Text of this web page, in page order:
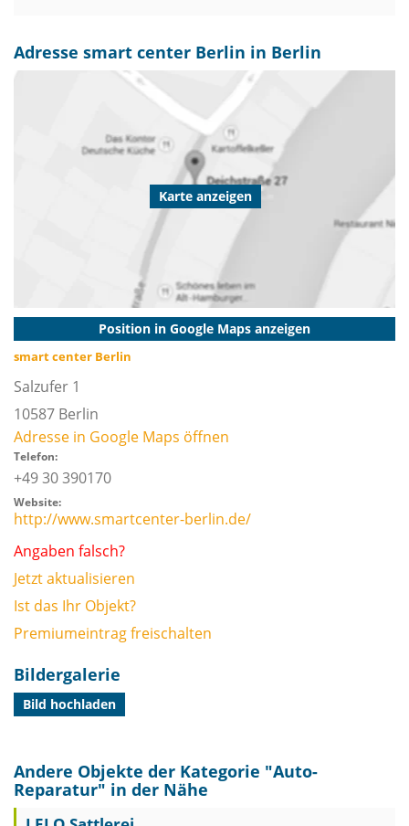
Adresse smart center Berlin in Berlin
Karte anzeigen
Position in Google Maps anzeigen
smart center Berlin
Salzufer 1
10587 Berlin
Adresse in Google Maps öffnen
Telefon:
+49 30 390170
Website:
http://www.smartcenter-berlin.de/
Angaben falsch?
Jetzt aktualisieren
Ist das Ihr Objekt?
Premiumeintrag freischalten
Bildergalerie
Bild hochladen
Andere Objekte der Kategorie "Auto-
Reparatur" in der Nähe